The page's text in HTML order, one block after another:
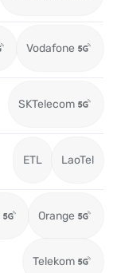
Vodafone
SKTelecom
ETL LaoTel
Orange
Telekom